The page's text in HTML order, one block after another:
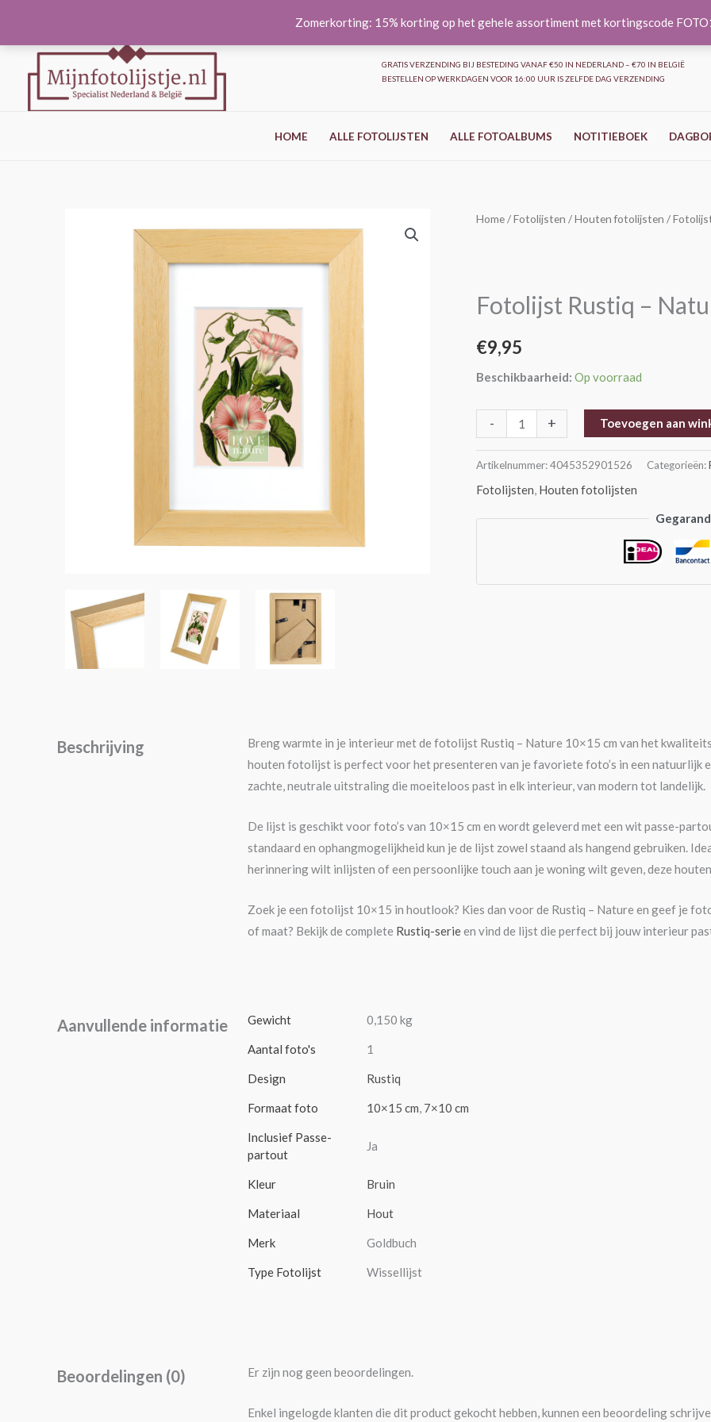
Zomerkorting: 15% korting op het gehele assortiment met kortingscode
inhoud
GRATIS VERZENDING BIJ BESTEDING VANAF €50 IN NEDERLAND – €70 IN BELGIË
BESTELLEN OP WERKDAGEN VOOR 16:00 UUR IS ZELFDE DAG VERZENDING
HOME ALLE FOTOLIJSTEN ALLE FOTOALBUMS NOTITIEBOEK
Home/Fotolijsten /Houten fotolijsten /
Fotolijst Rustiq –
€9,95
Beschikbaarheid: Op voorraad
-
Fotolijst
cm
+ Toevoegen aan
Artikelnummer:4045352901526 Categorieën:
Fotolijsten, Houten fotolijsten
Beschrijving
Breng warmte in je interieur met de fotolijst Rustiq – Nature 10×15 cm van het
houten fotolijst is perfect voor het presenteren van je favoriete foto’s in een natuurlijk
zachte, neutrale uitstraling die moeiteloos past in elk interieur, van modern tot landelijk.
De lijst is geschikt voor foto’s van 10×15 cm en wordt geleverd met een wit passe-
standaard en ophangmogelijkheid kun je de lijst zowel staand als hangend gebruiken.
herinnering wilt inlijsten of een persoonlijke touch aan je woning wilt geven, deze
Zoek je een fotolijst 10×15 in houtlook? Kies dan voor de Rustiq – Nature en geef je
of maat? Bekijk de complete Rustiq-serieen vind de lijst die perfect bij jouw interieur
Aanvullende informatie Gewicht 0,150 kg
Aantal foto's 1
Design Rustiq
Formaat foto 10×15 cm, 7×10 cm
Inclusief Passe-
partout
Ja
Kleur Bruin
Materiaal Hout
Merk Goldbuch
Type Fotolijst Wissellijst
Beoordelingen (0) Er zijn nog geen beoordelingen.
Enkel ingelogde klanten die dit product gekocht hebben, kunnen een beoordeling